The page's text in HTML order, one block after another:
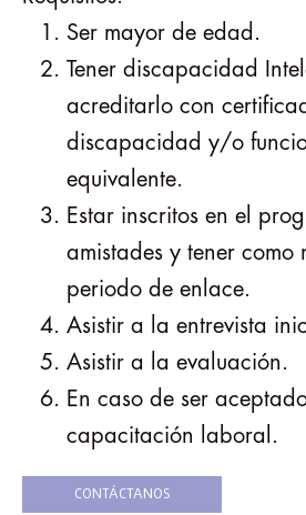
Ser mayor de edad.
Tener discapacidad
acreditarlo con
discapacidad y/o
equivalente.
Estar inscritos en el
amistades y tener como
periodo de enlace.
Asistir a la entrevista
Asistir a la evaluación.
En caso de ser
capacitación laboral.
CONTÁCTANOS